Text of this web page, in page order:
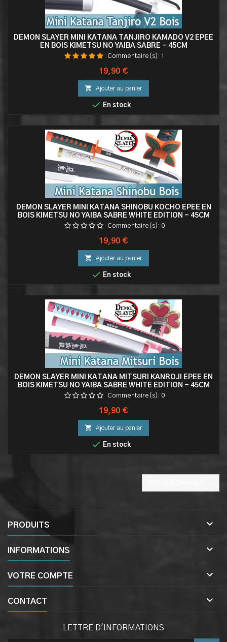
DEMON SLAYER MINI KATANA TANJIRO KAMADO V2 EPEE
EN BOIS KIMETSU NO YAIBA SABRE - 45CM
Commentaire(s): 1
Prix
19,90 €
 Ajouter au panier
 En stock
DEMON SLAYER MINI KATANA SHINOBU KOCHO EPEE EN
BOIS KIMETSU NO YAIBA SABRE WHITE EDITION - 45CM
Commentaire(s): 0
Prix
19,90 €
 Ajouter au panier
 En stock
DEMON SLAYER MINI KATANA MITSURI KANROJI EPEE EN
BOIS KIMETSU NO YAIBA SABRE WHITE EDITION - 45CM
Commentaire(s): 0
Prix
19,90 €
 Ajouter au panier
 En stock
PRODUITS 
INFORMATIONS 
VOTRE COMPTE 
CONTACT 
LETTRE D'INFORMATIONS